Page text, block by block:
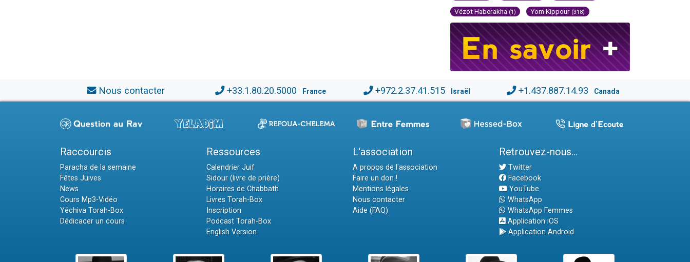
Vézot Haberakha (1) Yom Kippour (318)
Nous contacter +33.1.80.20.5000 France +972.2.37.41.515 Israël +1.437.887.14.93 Canada
Raccourcis
Paracha de la semaine
Fêtes Juives
News
Cours Mp3-Vidéo
Yéchiva Torah-Box
Dédicacer un cours
Ressources
Calendrier Juif
Sidour (livre de prière)
Horaires de Chabbath
Livres Torah-Box
Inscription
Podcast Torah-Box
English Version
L'association
A propos de l'association
Faire un don !
Mentions légales
Nous contacter
Aide (FAQ)
Retrouvez-nous...
Twitter
Facebook
YouTube
WhatsApp
WhatsApp Femmes
Application iOS
Application Android